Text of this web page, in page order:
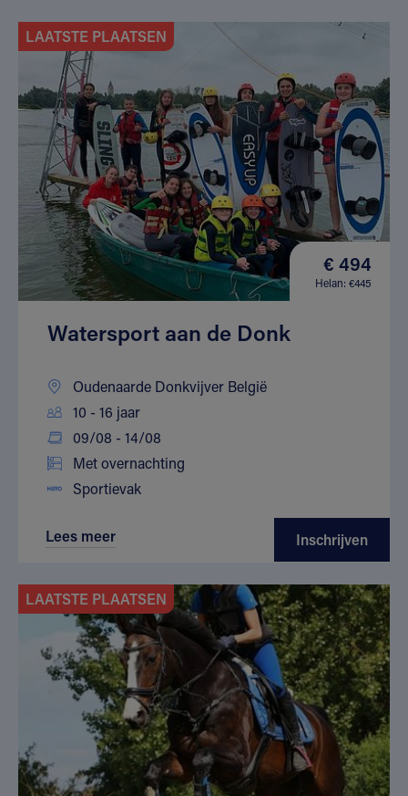
LAATSTE PLAATSEN
€ 494
Helan: €445
Watersport aan de Donk
Oudenaarde Donkvijver België
10 - 16 jaar
09/08 - 14/08
Met overnachting
Sportievak
Lees meer Inschrijven
LAATSTE PLAATSEN